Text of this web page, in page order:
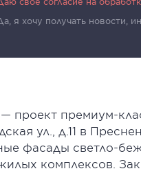
я хочу получать новости,
проект премиум-
ул., д.11 в
фасады светло-
комплексов.